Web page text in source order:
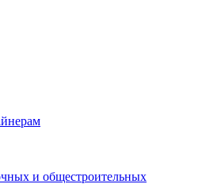
и общестроительных